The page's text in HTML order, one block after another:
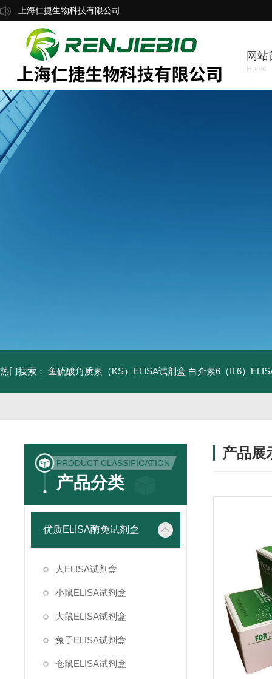
上海仁捷生物科技有限公司
网站
Home
热门搜索： 鱼硫酸角质素（KS）ELISA试剂盒 白介素6（IL6）
PRODUCT CLASSIFICATION
产品分类
优质ELISA酶免试剂盒
人ELISA试剂盒
小鼠ELISA试剂盒
大鼠ELISA试剂盒
兔子ELISA试剂盒
仓鼠ELISA试剂盒
产品展